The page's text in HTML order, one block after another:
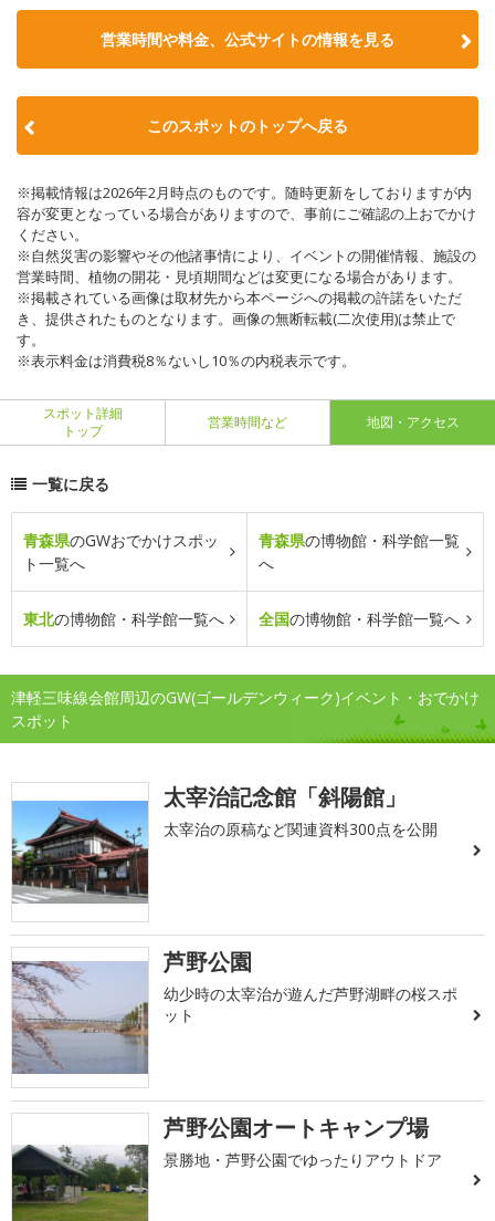
営業時間や料金、公式サイトの情報を見る
このスポットのトップへ戻る
※掲載情報は2026年2月時点のものです。随時更新をしておりますが内
容が変更となっている場合がありますので、事前にご確認の上おでかけ
ください。
※自然災害の影響やその他諸事情により、イベントの開催情報、施設の
営業時間、植物の開花・見頃期間などは変更になる場合があります。
※掲載されている画像は取材先から本ページへの掲載の許諾をいただ
き、提供されたものとなります。画像の無断転載(二次使用)は禁止で
す。
※表示料金は消費税8％ないし10％の内税表示です。
スポット詳細
トップ
営業時間など 地図・アクセス
一覧に戻る
青森県のGWおでかけスポッ
ト一覧へ
青森県の博物館・科学館一覧
へ
東北の博物館・科学館一覧へ 全国の博物館・科学館一覧へ
津軽三味線会館周辺のGW(ゴールデンウィーク)イベント・おでかけ
スポット
太宰治記念館「斜陽館」
太宰治の原稿など関連資料300点を公開
芦野公園
幼少時の太宰治が遊んだ芦野湖畔の桜スポ
ット
芦野公園オートキャンプ場
景勝地・芦野公園でゆったりアウトドア